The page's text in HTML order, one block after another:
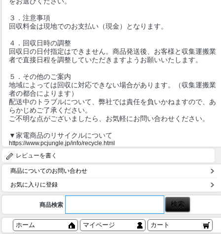
３．注意事項
回収料金は現地でのお支払い（現金）となります。
４．回収日時の調整
回収日の日付指定はできません。商品発送後、お客様と収集運搬業
者で直接日程を調整していただきますようお願いいたします。
５．その他のご案内
地域によっては回収に対応できない場合があります。（収集運搬業
者の都合によります）
配送中のトラブルについて、弊社では責任を負いかねますので、あ
らかじめご了承ください。
ご不明な点がございましたら、お気軽にお問い合わせください。
▼家電商品のリサイクルについて
https://www.pcjungle.jp/info/recycle.html
レビューを書く
商品についてのお問い合わせ
お気に入りに登録
商品検索
ホーム マイページ カート